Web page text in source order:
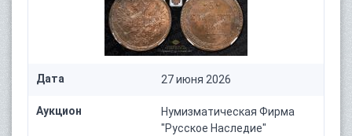
Дата 27 июня 2026
Аукцион
Нумизматическая Фирма
"Русское Наследие"